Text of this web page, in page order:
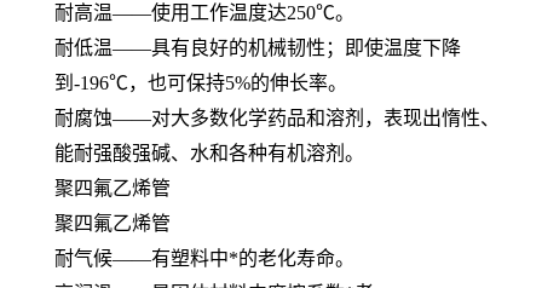
耐高温——使用工作温度达250℃。
耐低温——具有良好的机械韧性；即使温度下降
到-196℃，也可保持5%的伸长率。
耐腐蚀——对大多数化学药品和溶剂，表现出惰性、
能耐强酸强碱、水和各种有机溶剂。
聚四氟乙烯管
聚四氟乙烯管
耐气候——有塑料中*的老化寿命。